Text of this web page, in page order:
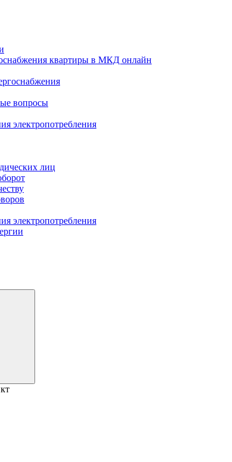
квартиры в МКД онлайн
вопросы
электропотребления
лиц
электропотребления